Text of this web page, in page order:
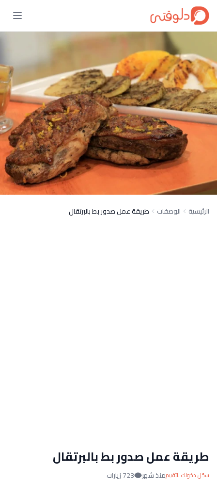
الرئيسية الوصفات طريقة عمل صدور بط بالبرتقال
طريقة عمل صدور بط بالبرتقال
سجّل دخولك للتقييممنذ شهر 723 زيارات